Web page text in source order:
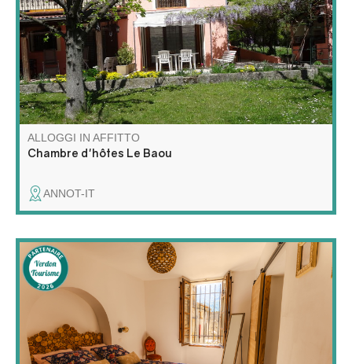
escursionismo e vi guiderà lungo i più bei sentieri della
regione, mentre Julienne vi offrirà le sue colazioni fatte
in casa.
ALLOGGI IN AFFITTO
Chambre d'hôtes Le Baou
ANNOT-IT
Vivez l'Authenticité (Accessible !) Appartement en rez-
de-chaussée rénové, lumineux et spacieux, situé dans
une charmante maison de village du 17e siècle.
Accessibilité pour les personnes à mobilité réduite et de
toutes les commodités nécessaires.